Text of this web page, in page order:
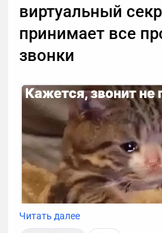
виртуальный
принимает все
звонки
Читать далее